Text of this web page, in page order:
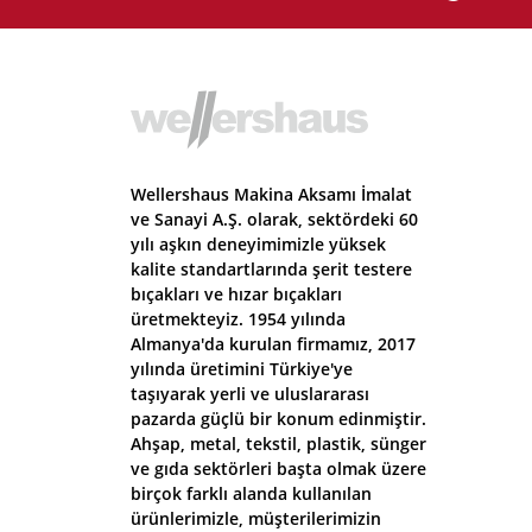
Wellershaus Makina Aksamı İmalat
ve Sanayi A.Ş. olarak, sektördeki 60
yılı aşkın deneyimimizle yüksek
kalite standartlarında şerit testere
bıçakları ve hızar bıçakları
üretmekteyiz. 1954 yılında
Almanya'da kurulan firmamız, 2017
yılında üretimini Türkiye'ye
taşıyarak yerli ve uluslararası
pazarda güçlü bir konum edinmiştir.
Ahşap, metal, tekstil, plastik, sünger
ve gıda sektörleri başta olmak üzere
birçok farklı alanda kullanılan
ürünlerimizle, müşterilerimizin